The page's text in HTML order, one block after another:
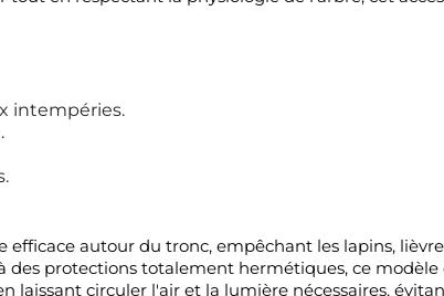
intempéries.
autour du tronc, empêchant les lapins,
protections totalement hermétiques, ce modèle
laissant circuler l'air et la lumière nécessaires,